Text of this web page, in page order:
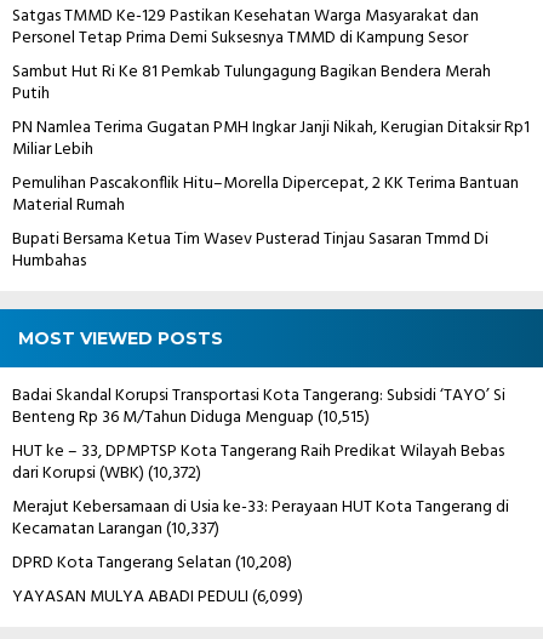
Satgas TMMD Ke-129 Pastikan Kesehatan Warga Masyarakat dan
Personel Tetap Prima Demi Suksesnya TMMD di Kampung Sesor
Sambut Hut Ri Ke 81 Pemkab Tulungagung Bagikan Bendera Merah
Putih
PN Namlea Terima Gugatan PMH Ingkar Janji Nikah, Kerugian Ditaksir Rp1
Miliar Lebih
Pemulihan Pascakonflik Hitu–Morella Dipercepat, 2 KK Terima Bantuan
Material Rumah
Bupati Bersama Ketua Tim Wasev Pusterad Tinjau Sasaran Tmmd Di
Humbahas
MOST VIEWED POSTS
Badai Skandal Korupsi Transportasi Kota Tangerang: Subsidi ‘TAYO’ Si
Benteng Rp 36 M/Tahun Diduga Menguap(10,515)
HUT ke – 33, DPMPTSP Kota Tangerang Raih Predikat Wilayah Bebas
dari Korupsi (WBK)(10,372)
Merajut Kebersamaan di Usia ke-33: Perayaan HUT Kota Tangerang di
Kecamatan Larangan(10,337)
DPRD Kota Tangerang Selatan(10,208)
YAYASAN MULYA ABADI PEDULI(6,099)